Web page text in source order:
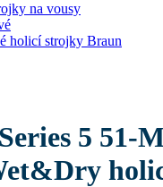
na vousy
holicí strojky Braun
5 51-